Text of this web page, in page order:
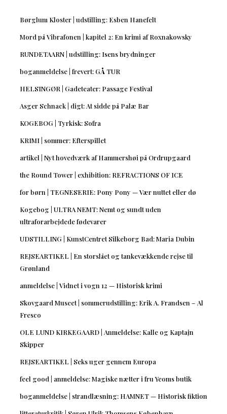
Børglum Kloster | udstilling: Esben Hanefelt
Mord på Vibrafonen | kapitel 2: En krimi af Roxnakowsky
RUNDETAARN | udstilling: Isens brydninger
boganmeldelse | frevert: GÅ TUR
HELSINGØR | Gadeteater: Passage Festival
Asger Schnack | digt: At sidde på Palæ Bar
KOGEBOG | Tyrkisk: Sofra
KRIMI | sommer: Efterspillet
artikel | Nyt hovedværk af Hammershøi på Ordrupgaard
the Round Tower | exhibition: REFRACTIONS OF ICE
for børn | TEGNESERIE: Pony Pony — Vær nuttet eller dø
Kogebog | ULTRA NEMT: Nemt og sundt uden
ultraforarbejdede fødevarer
UDSTILLING | KunstCentret Silkeborg Bad: Maria Dubin
REJSEARTIKEL | En storslået og tankevækkende rejse til
Grønland
anmeldelse | Vidnet i vogn 12 — Historisk krimi
Skovgaard Museet | sommerudstilling: Erik A. Frandsen – Al
Fresco
OLE LUND KIRKEGAARD | Anmeldelse: Kalle og Kaptajn
Skipper
REJSEARTIKEL | Seks uger gennem Europa
feel good | anmeldelse: Magiske nætter i fru Yeoms butik
boganmeldelse | strandlæsning: HAMNET — Historisk fiktion